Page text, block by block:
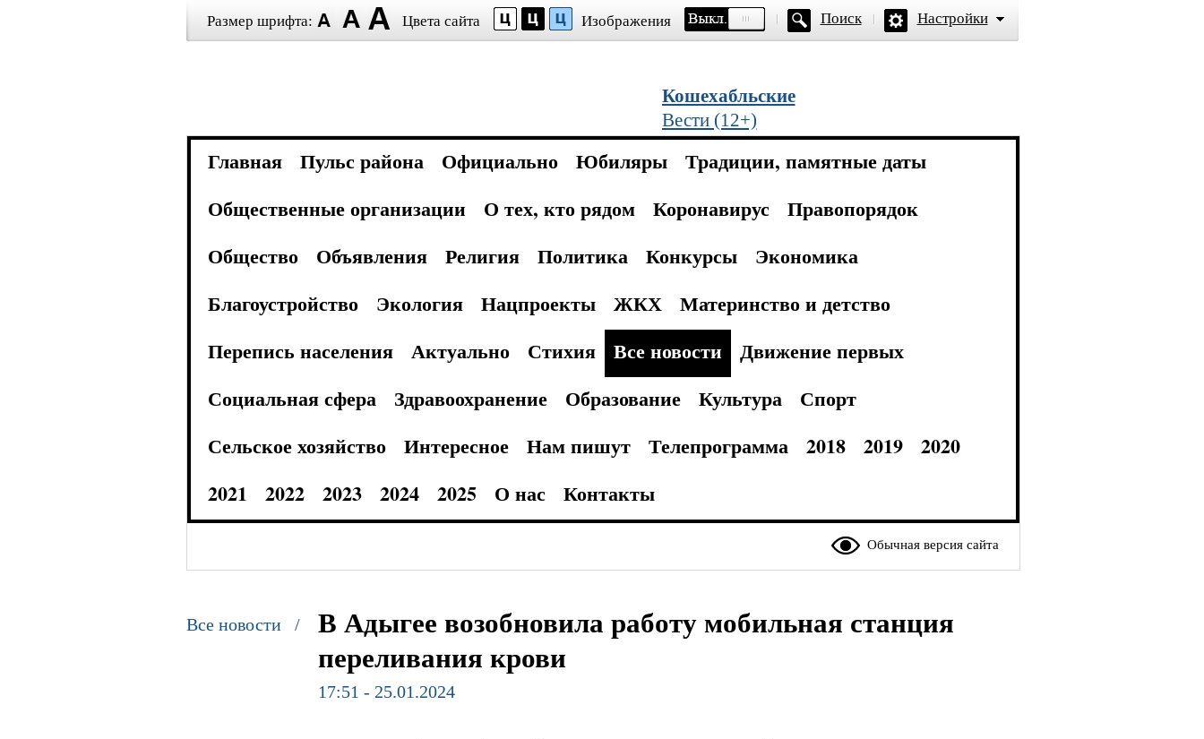
Размер шрифта: Цвета сайта Изображения Поиск Настройки
Кошехабльские
Вести (12+)
Главная Пульс района Официально Юбиляры
Традиции, памятные даты
Общественные организации
О тех, кто рядом Коронавирус
Правопорядок
Общество
Объявления Религия Политика Конкурсы
Экономика
Благоустройство
Экология Нацпроекты ЖКХ
Материнство и детство
Перепись населения
Актуально Стихия Все новости
Движение первых
Социальная сфера
Здравоохранение Образование Культура
Спорт
Сельское хозяйство
Интересное Нам пишут Телепрограмма 2018 2019
2020
2021
2022 2023 2024 2025 О нас Контакты
Обычная версия сайта
Все новости /
В Адыгее возобновила работу мобильная станция
переливания крови
17:51 - 25.01.2024